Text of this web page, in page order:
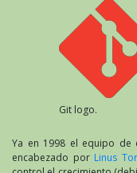
Git logo.
Ya en 1998 el equipo de
encabezado por Linus